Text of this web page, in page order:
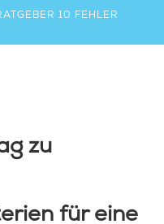
10 FEHLER
zu
für eine